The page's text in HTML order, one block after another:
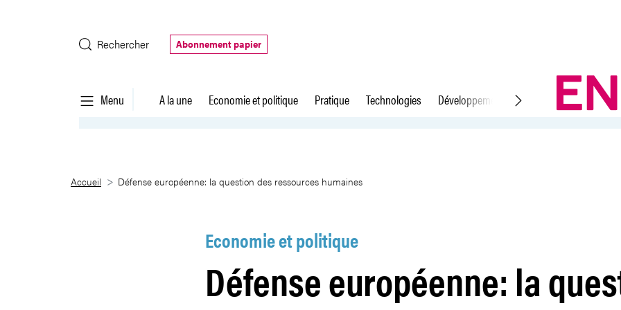
Rechercher
Abonnement papier
Menu A la une Economie et politique Pratique Technologies Développement durable Droit du travail
Défense européenne: la question des ressources humaines
Accueil Défense européenne: la question des ressources humaines
Economie et politique
Défense européenne: la